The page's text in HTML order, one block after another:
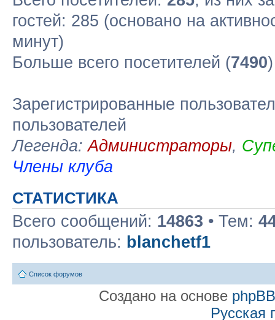
гостей: 285 (основано на
минут)
Больше всего посетителей (7490
Зарегистрированные
пользователей
Легенда:Администраторы,
Члены клуба
СТАТИСТИКА
Всего сообщений: 14863 • Тем:
пользователь: blanchetf1
Список форумов
Создано на основе phpBB
Русская